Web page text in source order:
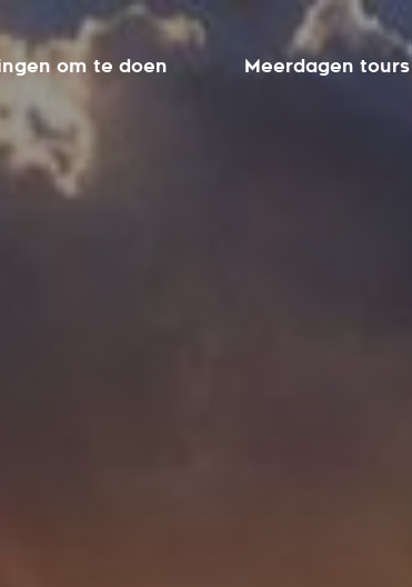
om te doen Meerdagen tours